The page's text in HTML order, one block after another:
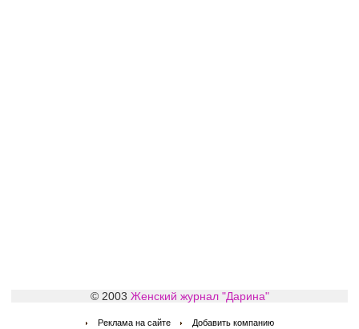
© 2003 Женский журнал "Дарина"
Реклама на сайте Добавить компанию